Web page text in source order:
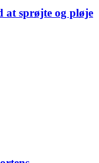
at sprøjte og pløje